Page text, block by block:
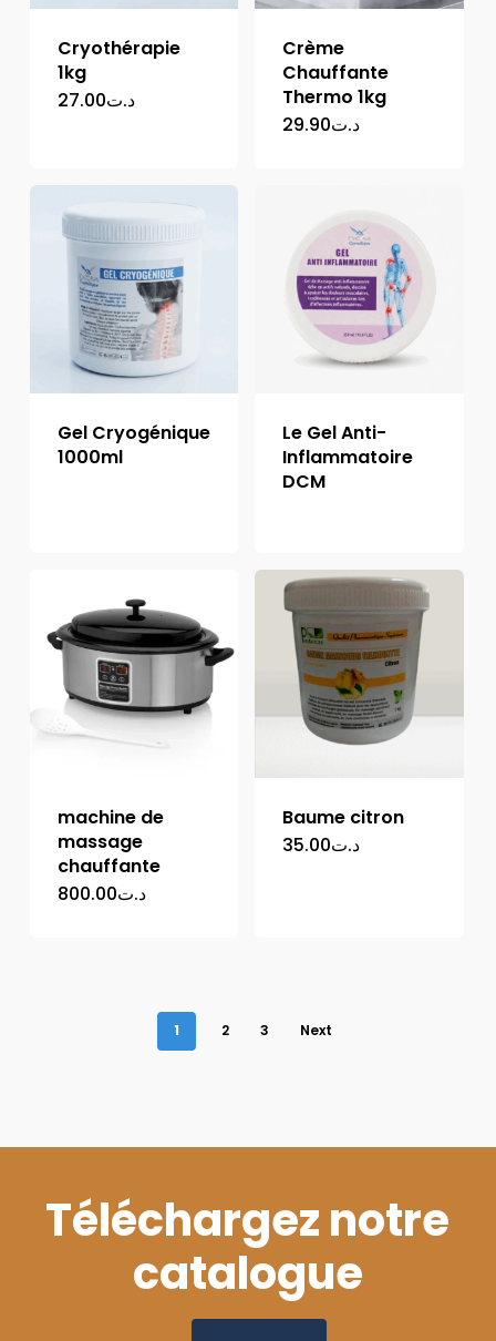
Cryothérapie
1kg
د.ت27.00
Crème
Chauffante
Thermo 1kg
د.ت29.90
Gel Cryogénique
1000ml
Le Gel Anti-
Inflammatoire
DCM
machine de
massage
chauffante
د.ت800.00
Baume citron
د.ت35.00
1 2 3 Next
Téléchargez notre
catalogue